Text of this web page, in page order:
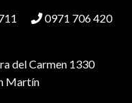
0971 706 420
del Carmen 1330
Martín